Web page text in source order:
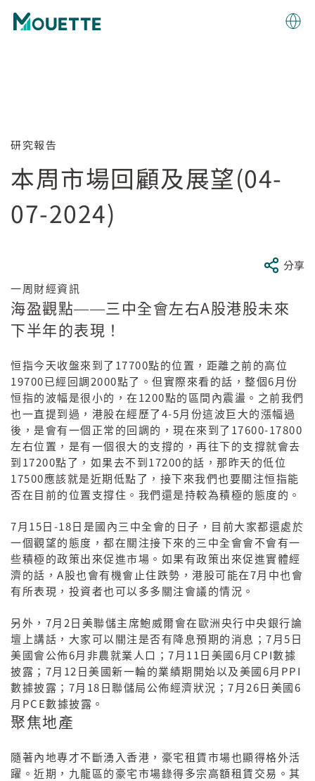
研究報告
本周市場回顧及展望(04-
07-2024)
分享
一周財經資訊
海盈觀點——三中全會左右A股港股未來
下半年的表現！
恒指今天收盤來到了 17700點的位置，距離之前的高位
19700 已經回調 2000點了。但實際來看的話，整個6 月份
恒指的波幅是很小的，在 1200點的區間內震盪。之前我們
也一直提到過，港股在經歷了 4-5月份這波巨大的漲幅過
後，是會有一個正常的回調的，現在來到了 17600-17800
左右位置，是有一個很大的支撐的，再往下的支撐就會去
到 17200點了，如果去不到 17200的話，那昨天的低位
17500應該就是近期低點了，接下來我們也要關注恒指能
否在目前的位置支撐住。我們還是持較為積極的態度的。
7 月 15 日 -18 日是國內三中全會的日子，目前大家都還處於
一個觀望的態度，都在關注接下來的三中全會會不會有一
些積極的政策出來促進市場。如果有政策出來促進實體經
濟的話， A股也會有機會止住跌勢，港股可能在7月中也會
有所表現，投資者也可以多多關注會議的情況。
另外， 7月 2 日美聯儲主席鮑威爾會在歐洲央行中央銀行論
壇上講話，大家可以關注是否有降息預期的消息； 7 月 5 日
美國會公佈6月非農就業人口； 7 月 11 日美國 6月 CPI數據
披露； 7月 12 日美國新一輪的業績期開始以及美國 6月 PPI
數據披露； 7月 18 日聯儲局公佈經濟狀況； 7 月 26 日美國 6
月 PCE數據披露。
聚焦地產
隨著內地專才不斷湧入香港，豪宅租賃市場也顯得格外活
躍。近期，九龍區的豪宅市場錄得多宗高額租賃交易。其